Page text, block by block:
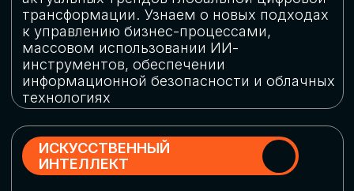
Выясним, как в наши дни уверенно
защищать свой бизнес от киберугроз
Узнаем, в каких отраслях ИИ
«материализуется», какие роботы
решают сложные бизнес-задачи, а где
только обсуждают концепции
роботизации и потенциальные бюджеты
на тестирование образцов